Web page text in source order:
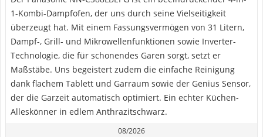
1-Kombi-Dampfofen, der uns durch seine Vielseitigkeit
überzeugt hat. Mit einem Fassungsvermögen von 31 Litern,
Dampf-, Grill- und Mikrowellenfunktionen sowie Inverter-
Technologie, die für schonendes Garen sorgt, setzt er
Maßstäbe. Uns begeistert zudem die einfache Reinigung
dank flachem Tablett und Garraum sowie der Genius Sensor,
der die Garzeit automatisch optimiert. Ein echter Küchen-
Alleskönner in edlem Anthrazitschwarz.
08/2026